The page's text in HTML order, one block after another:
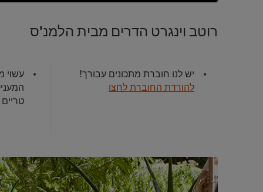
רוטב וינגרט הדרים מבית הלמנ'ס
יש לנו חוברת מתכונים עבורך!
להורדת החוברת לחצו
עשוי
טריים